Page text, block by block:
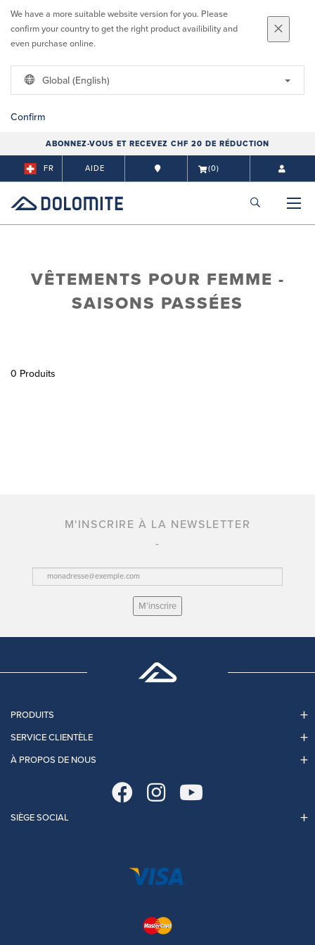
We have a more suitable website version for you. Please
confirm your country to get the right product availibility and
even purchase online.
Global (English)
Confirm
ABONNEZ-VOUS ET RECEVEZ CHF 20 DE RÉDUCTION
FR AIDE (0)
VÊTEMENTS POUR FEMME -
SAISONS PASSÉES
0 Produits
M'INSCRIRE À LA NEWSLETTER
M’inscrire
PRODUITS
SERVICE CLIENTÈLE
À PROPOS DE NOUS
SIÈGE SOCIAL